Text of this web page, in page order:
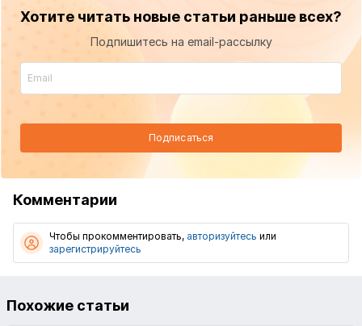
Хотите читать новые статьи раньше всех?
Подпишитесь на email-рассылку
Подписаться
Комментарии
Чтобы прокомментировать, авторизуйтесь или
зарегистрируйтесь
Похожие статьи